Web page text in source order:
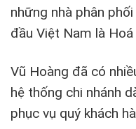
những nhà phân
đầu Việt Nam là
Vũ Hoàng đã có
hệ thống chi nhánh
phục vụ quý khách